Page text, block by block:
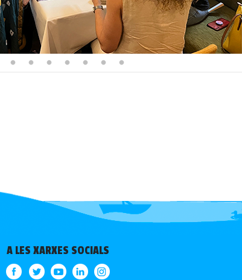
A LES XARXES SOCIALS